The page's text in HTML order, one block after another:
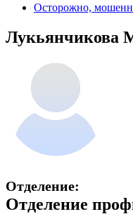
Осторожно,
Лукьянчикова
Отделение:
Отделение